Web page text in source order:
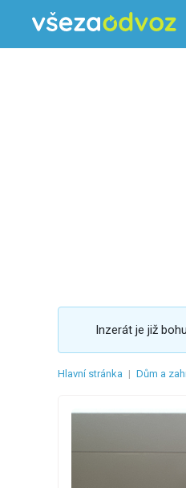
Inzerát je již
Hlavní stránka | Dům a